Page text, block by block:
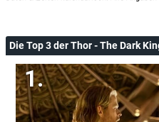
Die Top 3 der Thor - The Dark